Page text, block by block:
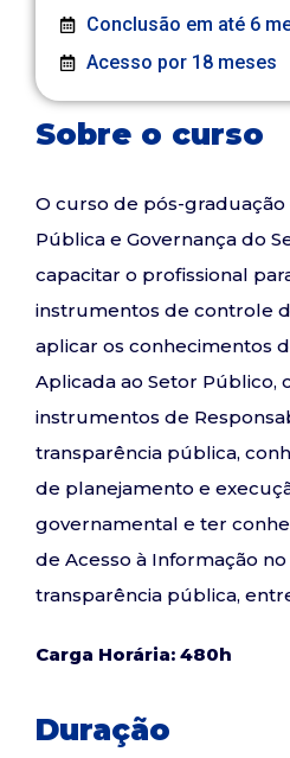
Conclusão em até 6
Acesso por 18 meses
Sobre o curso
O curso de pós-
Pública e Governança do
capacitar o profissional
instrumentos de controle
aplicar os conhecimentos
Aplicada ao Setor Público,
instrumentos de
transparência pública,
de planejamento e
governamental e ter
de Acesso à Informação
transparência pública,
Carga Horária: 480h
Duração